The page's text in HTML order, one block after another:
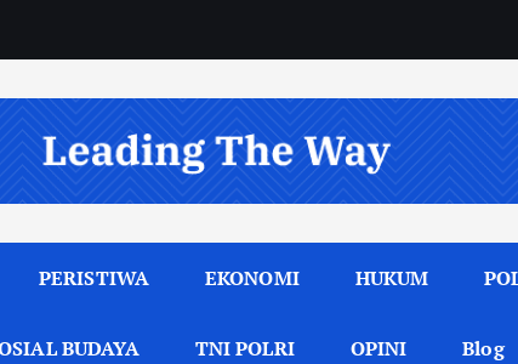
PERISTIWA EKONOMI HUKUM
BUDAYA TNI POLRI OPINI Blog